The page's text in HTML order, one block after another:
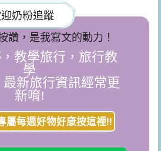
奶粉追蹤
讚，是我寫文的動力！
教學旅行，旅行教
學
新旅行資訊經常更
新唷!
屬每週好物好康按這裡!!